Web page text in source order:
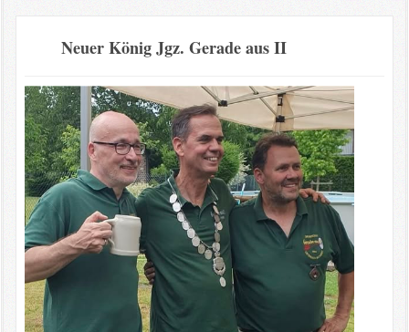
Neuer König Jgz. Gerade aus II